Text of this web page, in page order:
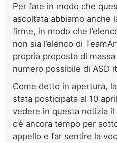
Per fare in modo che
ascoltata abbiamo anche
firme, in modo che
non sia l’elenco di
propria proposta di
numero possibile di ASD
Come detto in apertura,
stata posticipata al 10
vedere in questa notizia
c’è ancora tempo per
appello e far sentire la